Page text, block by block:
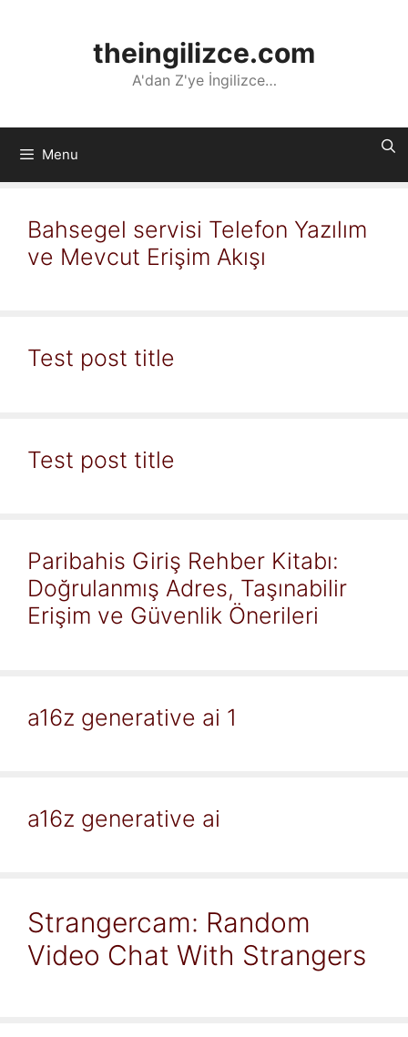
theingilizce.com
A'dan Z'ye İngilizce…
Menu
Bahsegel servisi Telefon Yazılım
ve Mevcut Erişim Akışı
Test post title
Test post title
Paribahis Giriş Rehber Kitabı:
Doğrulanmış Adres, Taşınabilir
Erişim ve Güvenlik Önerileri
a16z generative ai 1
a16z generative ai
Strangercam: Random
Video Chat With Strangers